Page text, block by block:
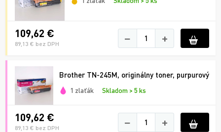
109,62 €
89,13 € bez DPH − +
Brother TN-245M, originálny toner, purpurový
1 zlaťák Skladom > 5 ks
109,62 €
89,13 € bez DPH − +